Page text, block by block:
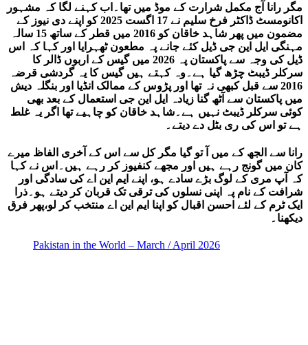
مگر رانا آج مکمل شرارت کے موڈ میں تھا۔اب کہنے لگا کہ مشہور
اکانومسٹ ڈاکٹر فرخ سلیم نے 17 اگست 2025 کو اپنے دی نیوز کے
مضمون میں پھر شاہد خاقان کو 2016 میں قطر کے ساتھ 15 سالہ
مہنگی ایل این جی ڈیل کئے جانے پہ مطعون ٹھہرایا اور کہا کہ اس
ڈیل کی وجہ سے پاکستان پہ 2026 میں گیس کے اربوں ڈالر کا
سرکلر ڈیبٹ چڑھ گیا ہے۔وہ کہتے ہیں گیس کا یہ گردشی قرضہ
2016 سے قبل کبھی نہ تھا اور پڑوس کے ممالک انڈیا اور بنگلہ دیش
میں پاکستان سے آٹھ گنا زیادہ ایل این جی استعمال کے بعد بھی
کوئی سرکلر ڈیبٹ نہیں ہے۔شاہد خاقان کو چاہیے تھا اگر یہ غلط
ہے تو اس کی ری بٹل دے دیتے۔
رانا سے الجھ کے میں آ تو گیا مگر کل سے اس کے آخری الفاظ میرے
کان میں گونج رہے ہیں اور مجھے کنفیوز کر رہے ہیں۔اس نے کہا
کہ آپ مری کے لوگ بڑے سادے ہو، اپنے ایم این اے کی سادگی اور
شرافت کے نام پہ اپنی نسلوں کی ترقی تک قربان کر دیتے ہو۔ذرا
ایک ٹرم کے لئے احسن اقبال کو اپنا ایم این اے منتخب کر لو،پھر فرق
دیکھنا۔
Pakistan in the World – March / April 2026